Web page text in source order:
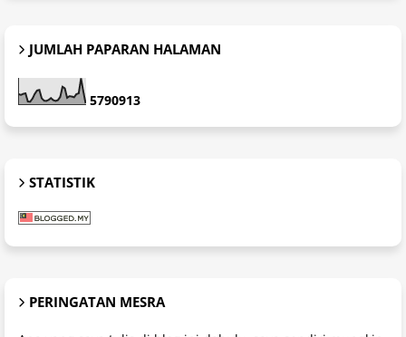
JUMLAH PAPARAN HALAMAN
5790913
STATISTIK
PERINGATAN MESRA